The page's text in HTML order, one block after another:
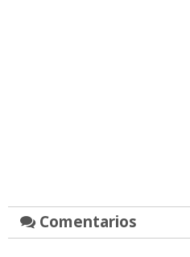
Comentarios